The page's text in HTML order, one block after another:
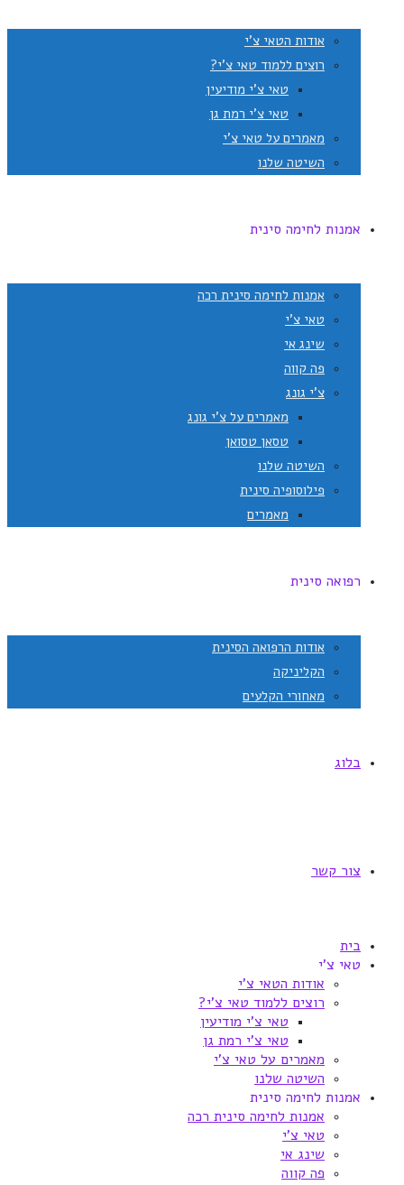
אודות הטאי צ'י
רוצים ללמוד טאי צ'י?
טאי צ'י מודיעין
טאי צ'י רמת גן
מאמרים על טאי צ'י
השיטה שלנו
אמנות לחימה סינית
אמנות לחימה סינית רכה
טאי צ'י
שינג אי
פה קווה
צ'י גונג
מאמרים על צ'י גונג
טסאן טסואן
השיטה שלנו
פילוסופיה סינית
מאמרים
רפואה סינית
אודות הרפואה הסינית
הקליניקה
מאחורי הקלעים
בלוג
צור קשר
בית
טאי צ'י
אודות הטאי צ'י
רוצים ללמוד טאי צ'י?
טאי צ'י מודיעין
טאי צ'י רמת גן
מאמרים על טאי צ'י
השיטה שלנו
אמנות לחימה סינית
אמנות לחימה סינית רכה
טאי צ'י
שינג אי
פה קווה